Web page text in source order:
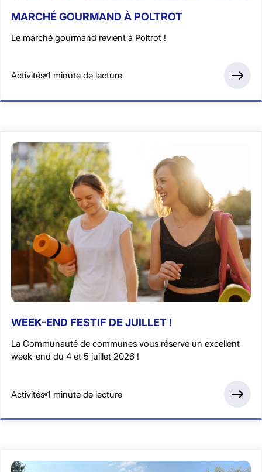
MARCHÉ GOURMAND À POLTROT
Le marché gourmand revient à Poltrot !
Activités 1 minute de lecture
WEEK-END FESTIF DE JUILLET !
La Communauté de communes vous réserve un excellent
week-end du 4 et 5 juillet 2026 !
Activités 1 minute de lecture